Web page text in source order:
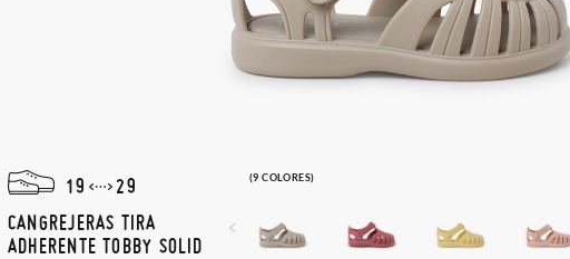
(9 COLORES)
19
29
CANGREJERAS TIRA
ADHERENTE TOBBY SOLID